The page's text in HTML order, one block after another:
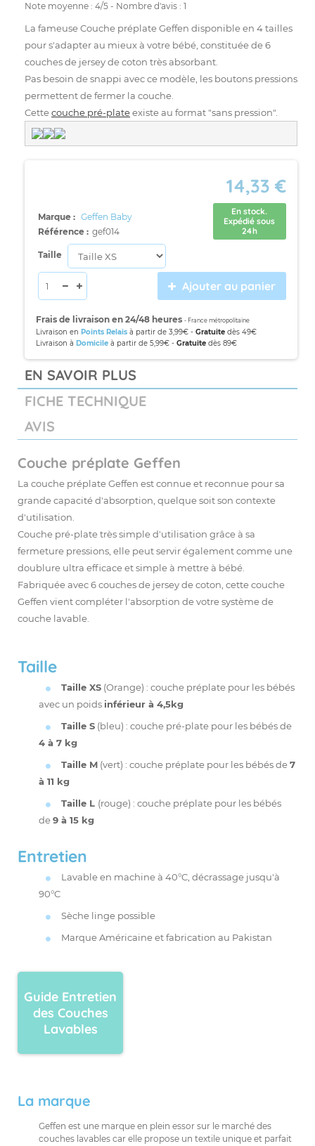
Note moyenne : 4/5 - Nombre d'avis : 1
La fameuse Couche préplate Geffen disponible en 4 tailles
pour s'adapter au mieux à votre bébé, constituée de 6
couches de jersey de coton très absorbant.
Pas besoin de snappi avec ce modèle, les boutons pressions
permettent de fermer la couche.
Cettecouche pré-plateexiste au format "sans pression".
14,33 €
Marque : Geffen Baby
Référence : gef014
En stock.
Expédié sous
24h
Taille
Ajouter au panier
Frais de livraison en 24/48 heures - France métropolitaine
Livraison en Points Relaisà partir de 3,99€ - Gratuitedès 49€
Livraison à Domicileà partir de 5,99€ - Gratuitedès 89€
EN SAVOIR PLUS
FICHE TECHNIQUE
AVIS
Couche préplate Geffen
La couche préplateGeffen est connue et reconnue pour sa
grande capacité d'absorption, quelque soit son contexte
d'utilisation.
Couche pré-plate très simple d'utilisation grâce à sa
fermeture pressions, elle peut servir également comme une
doublure ultra efficace et simple à mettre à bébé.
Fabriquée avec 6 couches de jersey de coton, cette couche
Geffen vient compléter l'absorption de votre système de
couche lavable.
Taille
Taille XS (Orange) : couche préplate pour les bébés
avec un poidsinférieur à 4,5kg
Taille S (bleu) : couche pré-plate pour les bébés de
4 à 7 kg
Taille M (vert) : couche préplate pour les bébés de7
à 11 kg
Taille L (rouge) : couche préplate pour les bébés
de9 à 15 kg
Entretien
Lavable en machine à 40°C, décrassage jusqu'à
90°C
Sèche linge possible
Marque Américaine et fabrication au Pakistan
Guide Entretien
des Couches
Lavables
La marque
Geffen est une marque en plein essor sur le marché des
couches lavables car elle propose un textile unique et parfait